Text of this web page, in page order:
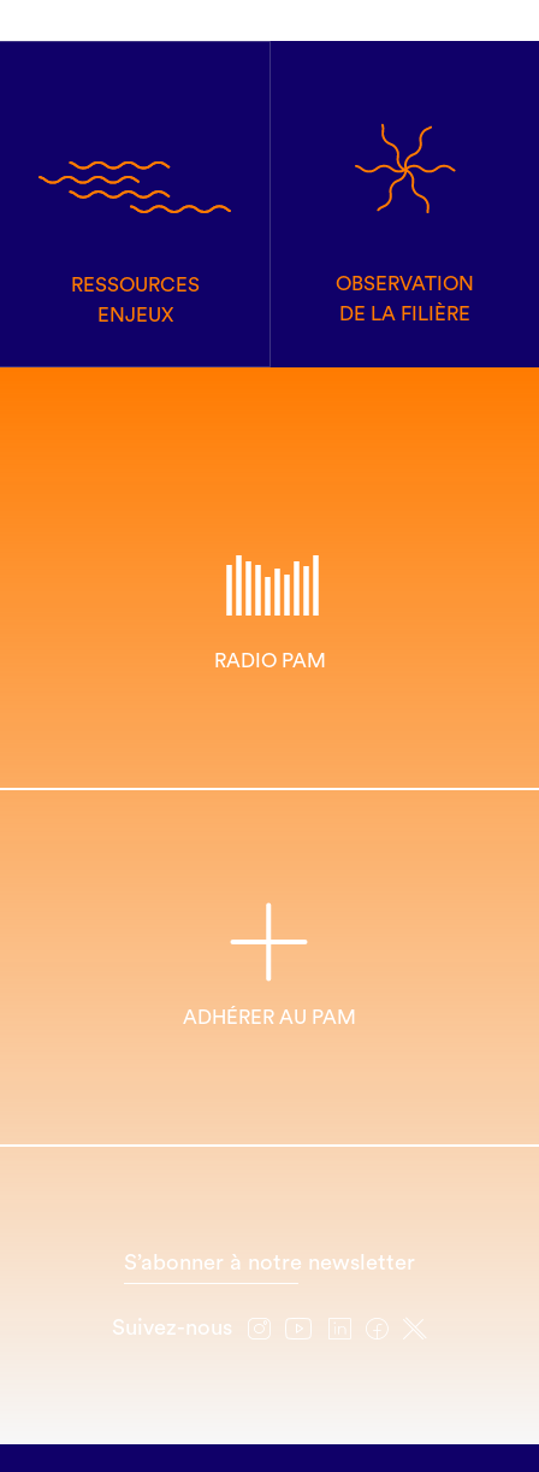
RESSOURCES
ENJEUX
OBSERVATION
DE LA FILIÈRE
RADIO PAM
ADHÉRER AU PAM
S’abonner à notre newsletter
Suivez-nous